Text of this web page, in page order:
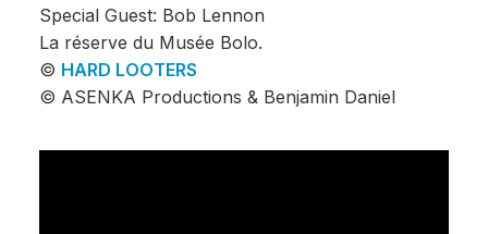
Special Guest: Bob Lennon
La réserve du Musée Bolo.
© HARD LOOTERS
© ASENKA Productions & Benjamin Daniel